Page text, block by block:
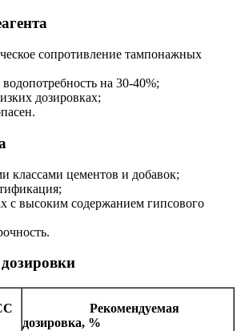
сопротивление тампонажных
на 30-40%;
дозировках;
классами цементов и добавок;
с высоким содержанием гипсового
Рекомендуемая
дозировка, %